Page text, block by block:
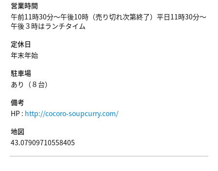
営業時間
午前11時30分～午後10時（売り切れ次第終了）平日11時30分～
午後３時はランチタイム
定休日
年末年始
駐車場
あり（８台）
備考
HP : http://cocoro-soupcurry.com/
地図
43.07909710558405